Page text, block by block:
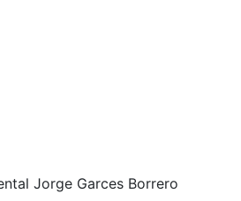
Jorge Garces Borrero